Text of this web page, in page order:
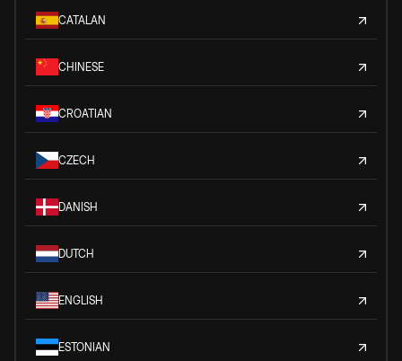
CATALAN
CHINESE
CROATIAN
CZECH
DANISH
DUTCH
ENGLISH
ESTONIAN